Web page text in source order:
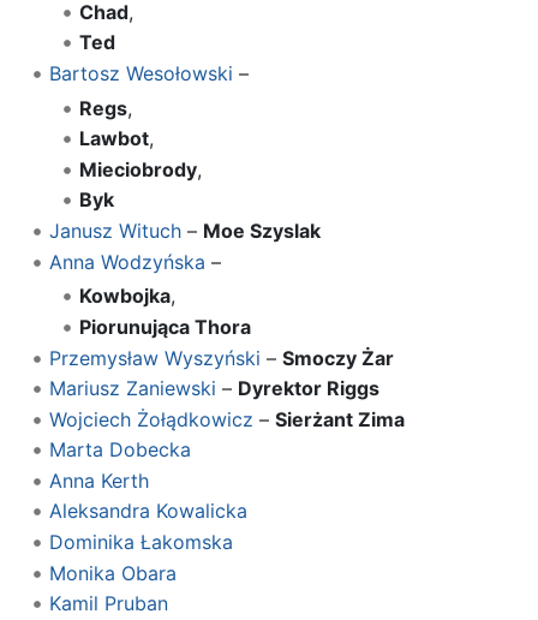
Chad,
Ted
Bartosz Wesołowski –
Regs,
Lawbot,
Mieciobrody,
Byk
Janusz Wituch– Moe Szyslak
Anna Wodzyńska –
Kowbojka,
Piorunująca Thora
Przemysław Wyszyński – Smoczy Żar
Mariusz Zaniewski – Dyrektor Riggs
Wojciech Żołądkowicz – Sierżant Zima
Marta Dobecka
Anna Kerth
Aleksandra Kowalicka
Dominika Łakomska
Monika Obara
Kamil Pruban